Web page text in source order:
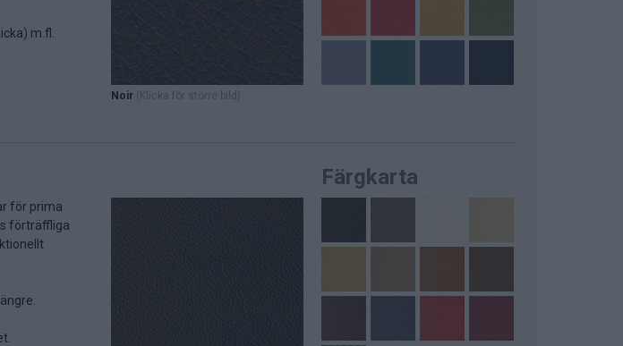
m.fl.
Noir (Klicka för större bild)
för prima
förträffliga
Färgkarta